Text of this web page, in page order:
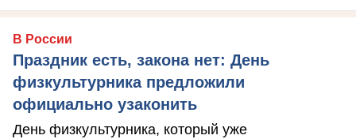
В России
Праздник есть, закона нет: День
физкультурника предложили
официально узаконить
День физкультурника, который уже